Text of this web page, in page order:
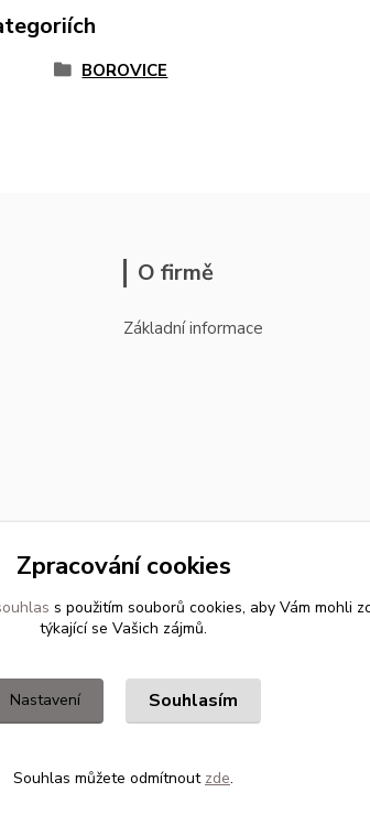
BOROVICE
O firmě
Základní informace
Zpracování cookies
s použitím souborů cookies, aby Vám mohli
týkající se Vašich zájmů.
Nastavení Souhlasím
Souhlas můžete odmítnout zde.